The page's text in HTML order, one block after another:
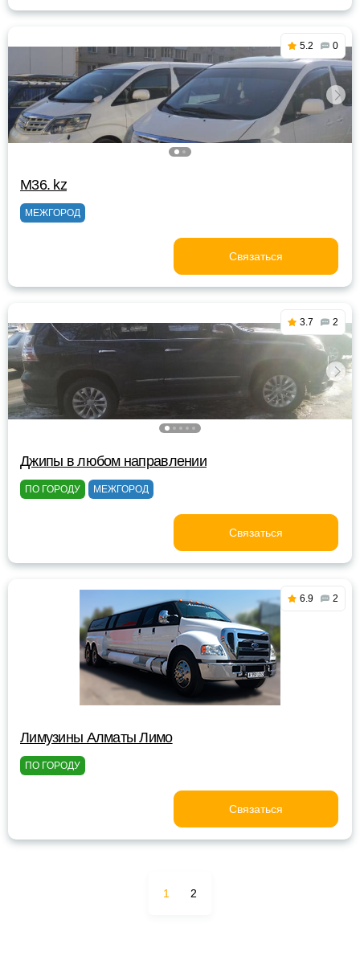
5.2 0
M36. kz
МЕЖГОРОД
Связаться
3.7 2
Джипы в любом направлении
ПО ГОРОДУ МЕЖГОРОД
Связаться
6.9 2
Лимузины Алматы Лимо
ПО ГОРОДУ
Связаться
1 2